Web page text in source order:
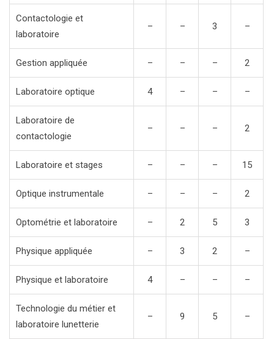
Contactologie et
laboratoire
– – 3 –
Gestion appliquée – – – 2
Laboratoire optique 4 – – –
Laboratoire de
contactologie
– – – 2
Laboratoire et stages – – – 15
Optique instrumentale – – – 2
Optométrie et laboratoire – 2 5 3
Physique appliquée – 3 2 –
Physique et laboratoire 4 – – –
Technologie du métier et
laboratoire lunetterie
– 9 5 –